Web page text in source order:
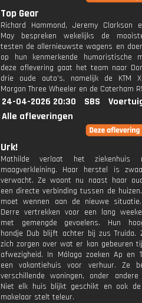
Top Gear
Richard Hammond, Jeremy Clarkson
May bespreken wekelijks de
testen de allernieuwste wagens en
op hun kenmerkende humoristische
deze aflevering gaat het team naar
drie oude auto’s, namelijk de KTM
Morgan Three Wheeler en de Caterham
24-04-2026 20:30 SBS
Alle afleveringen
Urk!
Mathilde verlaat het ziekenhuis
maagverkleining. Haar herstel is
verwacht. Ze woont nu naast haar
een directe verbinding tussen de
moet wennen aan de nieuwe
Derre vertrekken voor een lang
met gemengde gevoelens. Hun
hondje Dub blijft achter bij zus Truida.
zich zorgen over wat er kan gebeuren
afwezigheid. In Málaga zoeken Ap en
een vakantiehuis voor verhuur. Ze
verschillende woningen, onder
Niet elk huis blijkt geschikt en ook de
makelaar stelt teleur.